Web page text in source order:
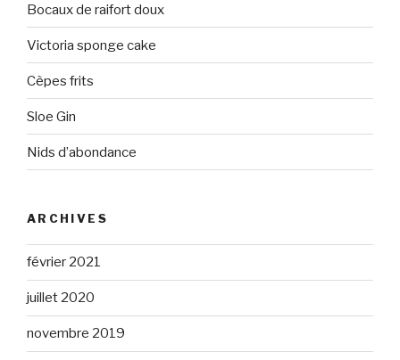
Bocaux de raifort doux
Victoria sponge cake
Cèpes frits
Sloe Gin
Nids d’abondance
ARCHIVES
février 2021
juillet 2020
novembre 2019